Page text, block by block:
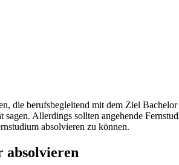
die berufsbegleitend mit dem Ziel
Allerdings sollten angehende
absolvieren zu können.
absolvieren